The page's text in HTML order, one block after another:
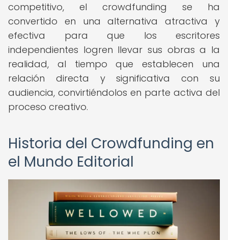
competitivo, el crowdfunding se ha
convertido en una alternativa atractiva y
efectiva para que los escritores
independientes logren llevar sus obras a la
realidad, al tiempo que establecen una
relación directa y significativa con su
audiencia, convirtiéndolos en parte activa del
proceso creativo.
Historia del Crowdfunding en
el Mundo Editorial